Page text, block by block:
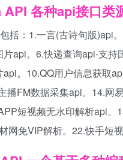
各种api接口类
括：1.一言(古诗句版)api
api。6.快递查询api-支
。10.QQ用户信息获取
播FM数据采集api。14.网
短视频无水印解析api
网免VIP解析。22.快手短